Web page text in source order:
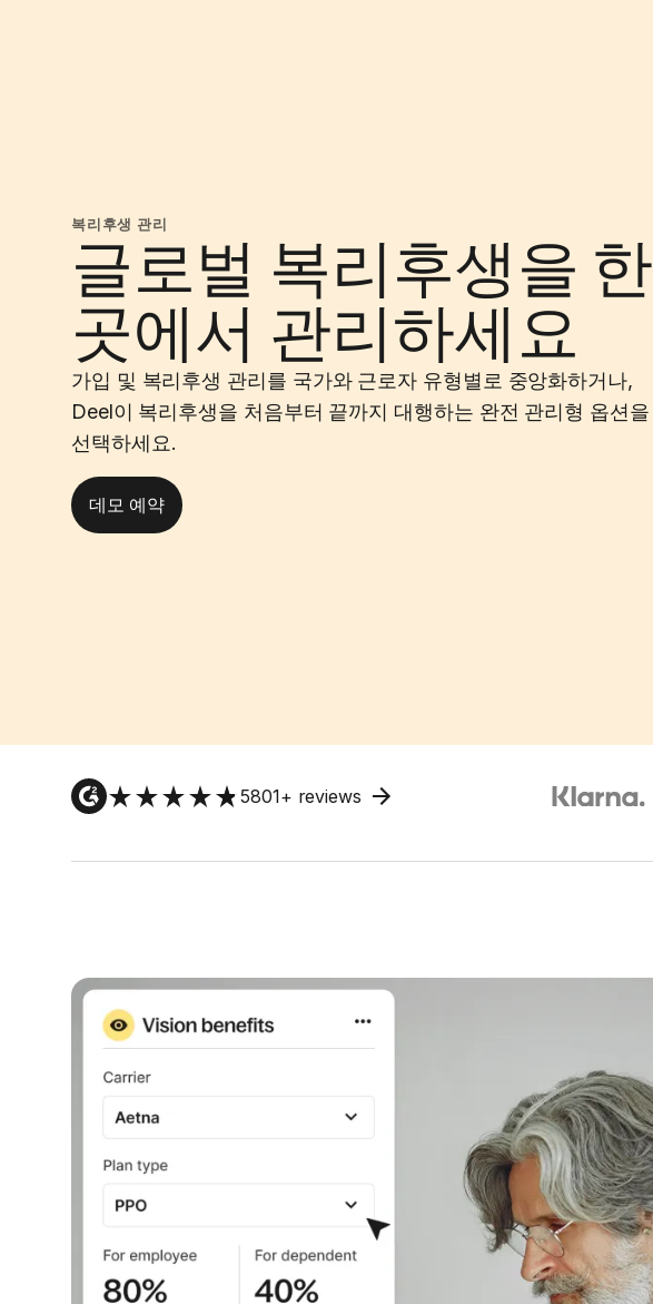
복리후생 관리
글로벌 복리후생을 한
곳에서 관리하세요
가입 및 복리후생 관리를 국가와 근로자 유형별로 중앙화하거나,
Deel이 복리후생을 처음부터 끝까지 대행하는 완전 관리형 옵션을
선택하세요.
데모 예약
5801+ reviews